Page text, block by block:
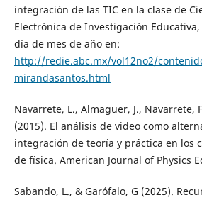
integración de las TIC en la clase de
Electrónica de Investigación
día de mes de año en:
http://redie.abc.mx/vol12no2/
mirandasantos.html
Navarrete, L., Almaguer, J., Navarrete,
(2015). El análisis de video como
integración de teoría y práctica en los
de física. American Journal of Physics
Sabando, L., & Garófalo, G (2025).